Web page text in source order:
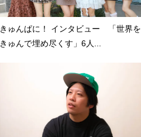
きゅんぱに！ インタビュー 「世界を
きゅんで埋め尽くす」6人...